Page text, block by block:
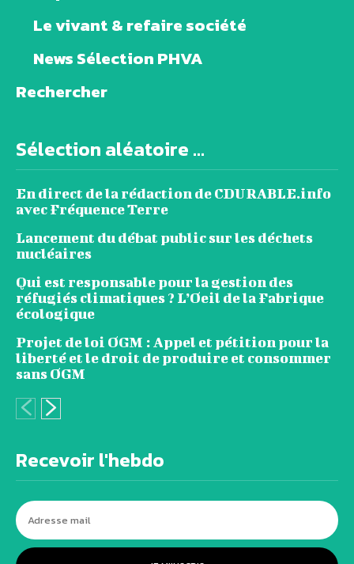
Le vivant & refaire société
News Sélection PHVA
Rechercher
Sélection aléatoire ...
En direct de la rédaction de CDURABLE.info
avec Fréquence Terre
Lancement du débat public sur les déchets
nucléaires
Qui est responsable pour la gestion des
réfugiés climatiques ? L’Oeil de la Fabrique
écologique
Projet de loi OGM : Appel et pétition pour la
liberté et le droit de produire et consommer
sans OGM
Recevoir l'hebdo